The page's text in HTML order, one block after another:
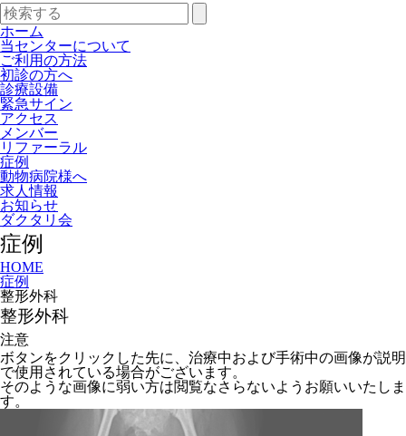
検
索:
ホーム
当センターについて
ご利用の方法
初診の方へ
診療設備
緊急サイン
アクセス
メンバー
リファーラル
症例
動物病院様へ
求人情報
お知らせ
ダクタリ会
症例
HOME
症例
整形外科
整形外科
注意
ボタンをクリックした先に、治療中および手術中の画像が説明
で使用されている場合がございます。
そのような画像に弱い方は閲覧なさらないようお願いいたしま
す。